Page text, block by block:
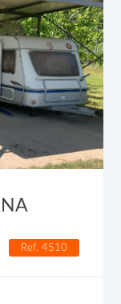
Ref. 4510